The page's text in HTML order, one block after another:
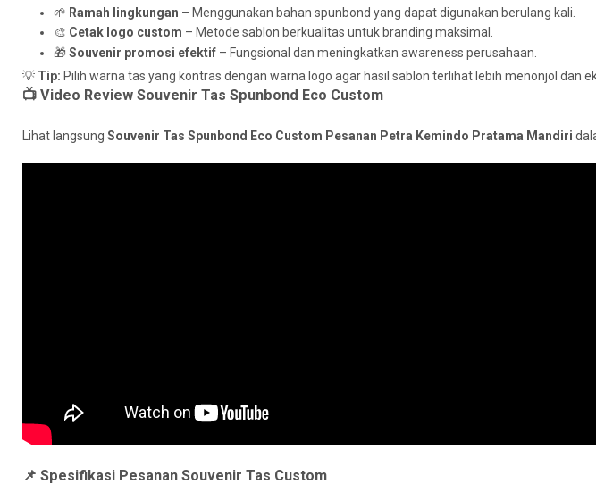
🌱 Ramah lingkungan – Menggunakan bahan spunbond yang dapat digunakan berulang kali.
🎨 Cetak logo custom – Metode sablon berkualitas untuk branding maksimal.
🎁 Souvenir promosi efektif – Fungsional dan meningkatkan awareness perusahaan.
💡 Tip: Pilih warna tas yang kontras dengan warna logo agar hasil sablon terlihat lebih menonjol dan
📺 Video Review Souvenir Tas Spunbond Eco Custom
Lihat langsung Souvenir Tas Spunbond Eco Custom Pesanan Petra Kemindo Pratama Mandiri
📌 Spesifikasi Pesanan Souvenir Tas Custom